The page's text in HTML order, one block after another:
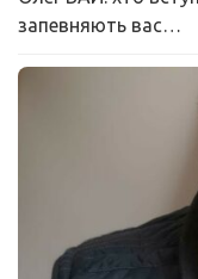
запевняють вас…